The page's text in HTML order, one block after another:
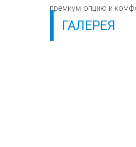
премиум-опцию и
ГАЛЕРЕЯ